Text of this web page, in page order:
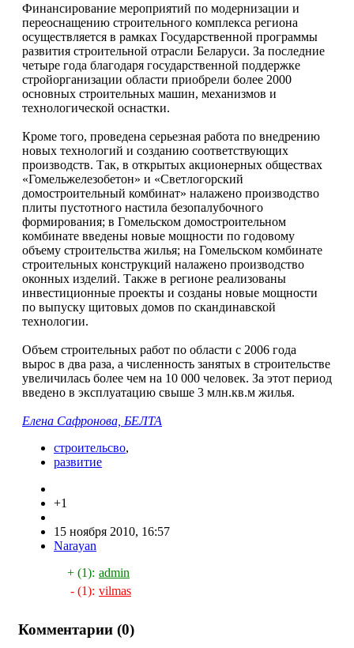
Финансирование мероприятий по модернизации и
переоснащению строительного комплекса региона
осуществляется в рамках Государственной программы
развития строительной отрасли Беларуси. За последние
четыре года благодаря государственной поддержке
стройорганизации области приобрели более 2000
основных строительных машин, механизмов и
технологической оснастки.
Кроме того, проведена серьезная работа по внедрению
новых технологий и созданию соответствующих
производств. Так, в открытых акционерных обществах
«Гомельжелезобетон» и «Светлогорский
домостроительный комбинат» налажено производство
плиты пустотного настила безопалубочного
формирования; в Гомельском домостроительном
комбинате введены новые мощности по годовому
объему строительства жилья; на Гомельском комбинате
строительных конструкций налажено производство
оконных изделий. Также в регионе реализованы
инвестиционные проекты и созданы новые мощности
по выпуску щитовых домов по скандинавской
технологии.
Объем строительных работ по области с 2006 года
вырос в два раза, а численность занятых в строительстве
увеличилась более чем на 10 000 человек. За этот период
введено в эксплуатацию свыше 3 млн.кв.м жилья.
Елена Сафронова, БЕЛТА
строительсво,
развитие
+1
15 ноября 2010, 16:57
Narayan
+ (1): admin
- (1): vilmas
Комментарии (0)